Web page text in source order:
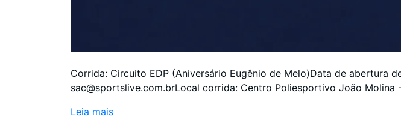
Corrida: Circuito EDP (Aniversário Eugênio de Melo)Data de abertura
sac@sportslive.com.brLocal corrida: Centro Poliesportivo João
Leia mais